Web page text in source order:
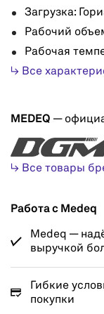
Загрузка:
Рабочий
Рабочая
↳ Все
MEDEQ —
↳ Все товары
Работа с Medeq
Medeq —
выручкой
Гибкие
покупки